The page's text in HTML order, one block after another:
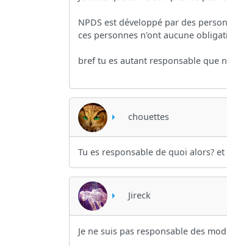
NPDS est développé par des
ces personnes n'ont aucune
bref tu es autant responsable que
chouettes
Tu es responsable de quoi alors?
Jireck
Je ne suis pas responsable des